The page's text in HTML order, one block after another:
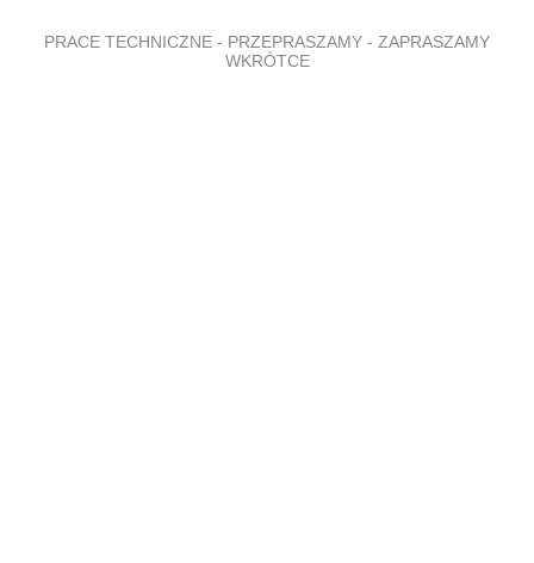
PRACE TECHNICZNE - PRZEPRASZAMY - ZAPRASZAMY
WKRÓTCE